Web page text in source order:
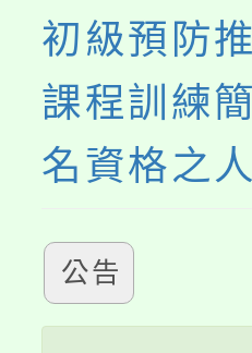
初級預防
課程訓練
名資格之
公告